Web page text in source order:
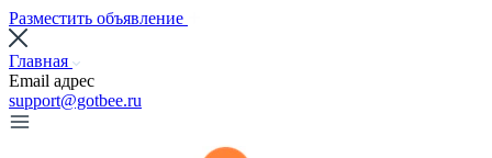
Разместить объявление
Главная
Email адрес
support@gotbee.ru